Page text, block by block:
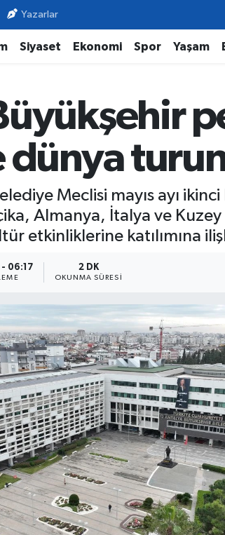
Yazarlar
Siyaset Ekonomi Spor Yaşam
dünya
Meclisi mayıs ayı
Almanya, İtalya ve Kuzey
etkinliklerine katılımına
- 06:17 2 DK
OKUNMA SÜRESI